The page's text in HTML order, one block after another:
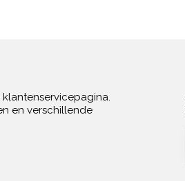
en verschillende